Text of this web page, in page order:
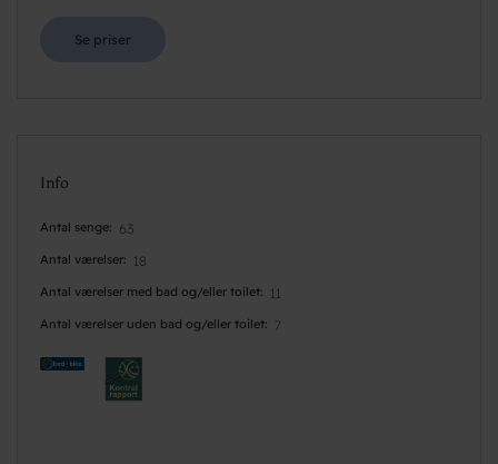
Se priser
Info
Antal senge 63
Antal værelser 18
Antal værelser med bad og/eller toilet 11
Antal værelser uden bad og/eller toilet 7